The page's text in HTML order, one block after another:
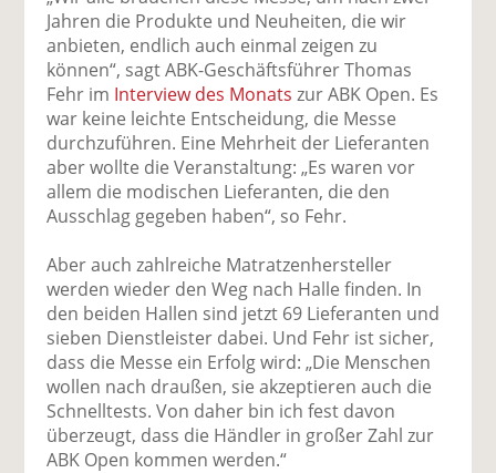
F
ac
e
b
o
o
k
te
il
n
tt
er
n
Li
k
e
di
n
te
il
E
ai
l
er
se
Jahren die Produkte und Neuheiten, die wir
anbieten, endlich auch einmal zeigen zu
können“, sagt ABK-Geschäftsführer Thomas
Fehr im Interview des Monats zur ABK Open. Es
war keine leichte Entscheidung, die Messe
durchzuführen. Eine Mehrheit der Lieferanten
aber wollte die Veranstaltung: „Es waren vor
allem die modischen Lieferanten, die den
Ausschlag gegeben haben“, so Fehr.
Aber auch zahlreiche Matratzenhersteller
werden wieder den Weg nach Halle finden. In
den beiden Hallen sind jetzt 69 Lieferanten und
sieben Dienstleister dabei. Und Fehr ist sicher,
dass die Messe ein Erfolg wird: „Die Menschen
wollen nach draußen, sie akzeptieren auch die
Schnelltests. Von daher bin ich fest davon
überzeugt, dass die Händler in großer Zahl zur
ABK Open kommen werden.“